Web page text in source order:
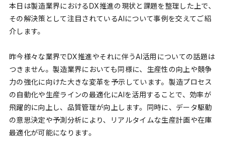
本日は製造業界におけるDX推進の現状と課題を整理した上で、
その解決策として注目されているAIについて事例を交えてご紹
介します。
昨今様々な業界でDX推進やそれに伴うAI活用についての話題は
つきません。製造業界においても同様に、生産性の向上や競争
力の強化に向けた大きな変革を予示しています。製造プロセス
の自動化や生産ラインの最適化にAIを活用することで、効率が
飛躍的に向上し、品質管理が向上します。同時に、データ駆動
の意思決定や予測分析により、リアルタイムな生産計画や在庫
最適化が可能になります。